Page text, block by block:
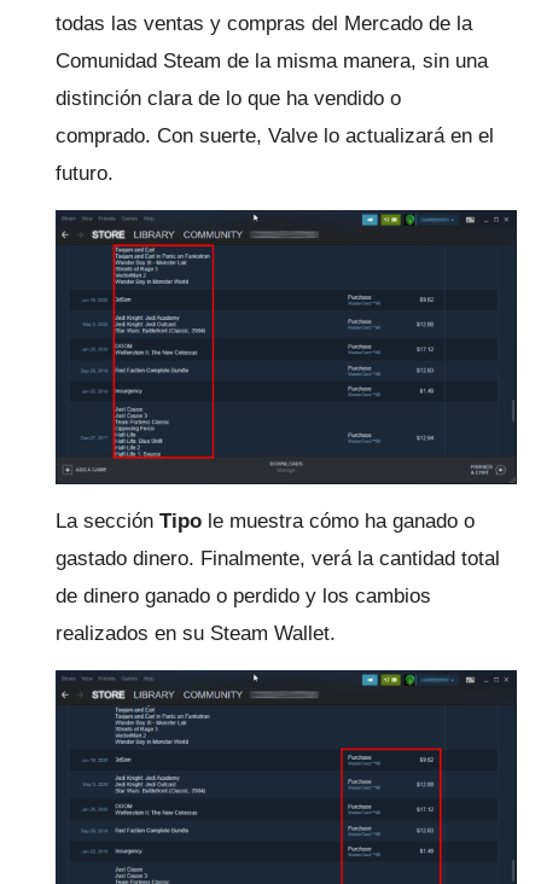
todas las ventas y compras del Mercado de la
Comunidad Steam de la misma manera, sin una
distinción clara de lo que ha vendido o
comprado. Con suerte, Valve lo actualizará en el
futuro.
La sección Tipo le muestra cómo ha ganado o
gastado dinero. Finalmente, verá la cantidad total
de dinero ganado o perdido y los cambios
realizados en su Steam Wallet.